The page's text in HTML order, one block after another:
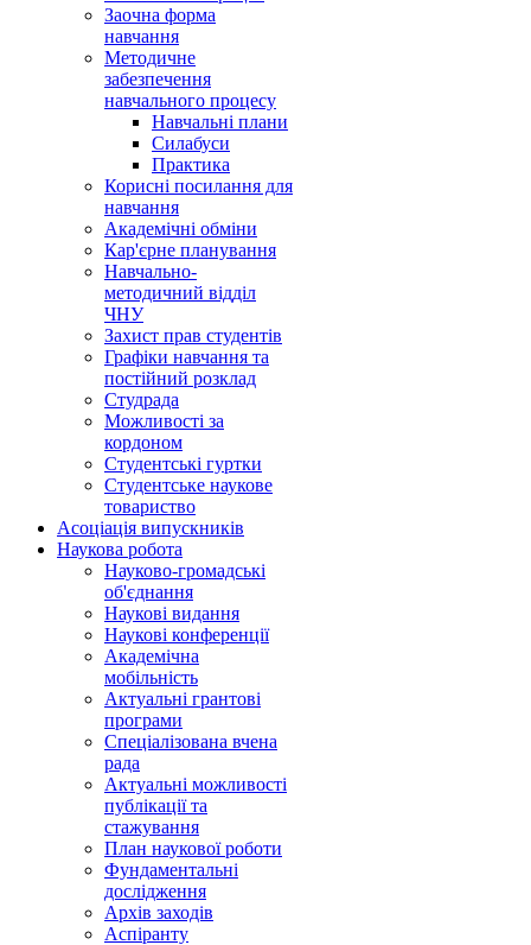
Заочна форма
навчання
Методичне
забезпечення
навчального процесу
Навчальні плани
Силабуси
Практика
Корисні посилання для
навчання
Академічні обміни
Кар'єрне планування
Навчально-
методичний відділ
ЧНУ
Захист прав студентів
Графіки навчання та
постійний розклад
Студрада
Можливості за
кордоном
Студентські гуртки
Студентське наукове
товариство
Асоціація випускників
Наукова робота
Науково-громадські
об'єднання
Наукові видання
Наукові конференції
Академічна
мобільність
Актуальні грантові
програми
Спеціалізована вчена
рада
Актуальні можливості
публікації та
стажування
План наукової роботи
Фундаментальні
дослідження
Архів заходів
Аспіранту